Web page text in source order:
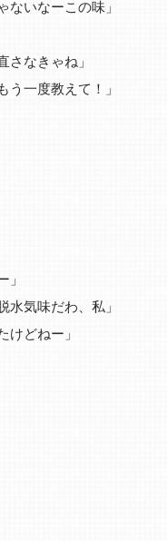
ないなーこの味」
さなきゃね」
う一度教えて！」
水気味だわ、私」
けどねー」